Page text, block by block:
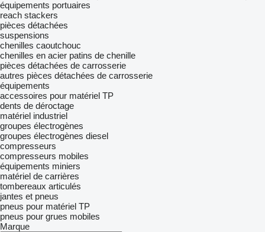
équipements portuaires
reach stackers
pièces détachées
suspensions
chenilles caoutchouc
chenilles en acier patins de chenille
pièces détachées de carrosserie
autres pièces détachées de carrosserie
équipements
accessoires pour matériel TP
dents de déroctage
matériel industriel
groupes électrogènes
groupes électrogènes diesel
compresseurs
compresseurs mobiles
équipements miniers
matériel de carrières
tombereaux articulés
jantes et pneus
pneus pour matériel TP
pneus pour grues mobiles
Marque